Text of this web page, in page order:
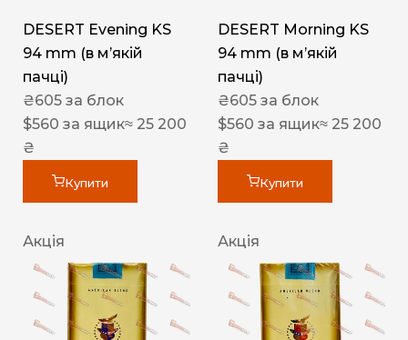
DESERT Evening KS
94 mm (в мʼякій
пачці)
₴605 за блок
$560 за ящик≈ 25 200
₴
Купити
DESERT Morning KS
94 mm (в мʼякій
пачці)
₴605 за блок
$560 за ящик≈ 25 200
₴
Купити
Акція Акція